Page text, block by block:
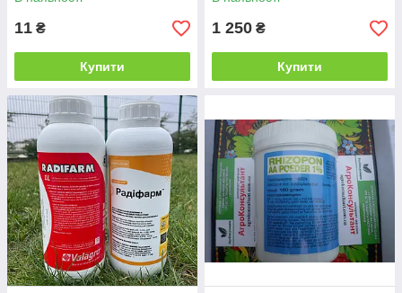
бульб і цибулин
11 ₴
Купити
1 250 ₴
Купити